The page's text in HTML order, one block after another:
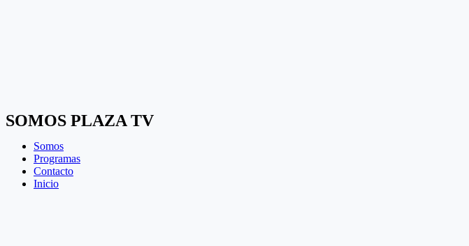
SOMOS PLAZA TV
Somos
Programas
Contacto
Inicio